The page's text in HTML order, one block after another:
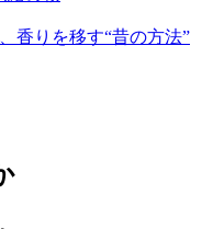
香りを移す“昔の方法”